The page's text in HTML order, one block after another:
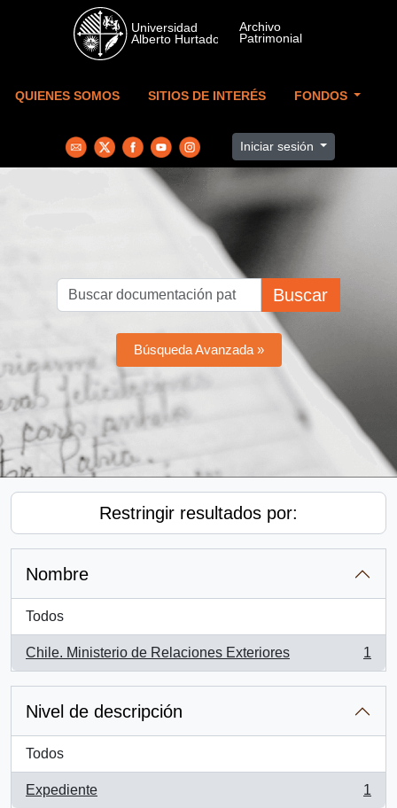
Skip to main content
QUIENES SOMOS SITIOS DE INTERÉS FONDOS
Iniciar sesión
Buscar
Búsqueda Avanzada »
Restringir resultados por:
Nombre
Todos
Chile. Ministerio de Relaciones Exteriores
, 1 resultados
1
Nivel de descripción
Todos
Expediente
, 1 resultados
1